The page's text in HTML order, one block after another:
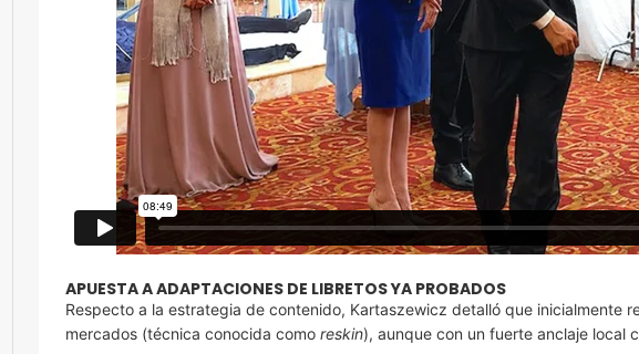
APUESTA A ADAPTACIONES DE LIBRETOS YA PROBADOS
Respecto a la estrategia de contenido, Kartaszewicz detalló que inicialmente
mercados (técnica conocida como reskin), aunque con un fuerte anclaje local